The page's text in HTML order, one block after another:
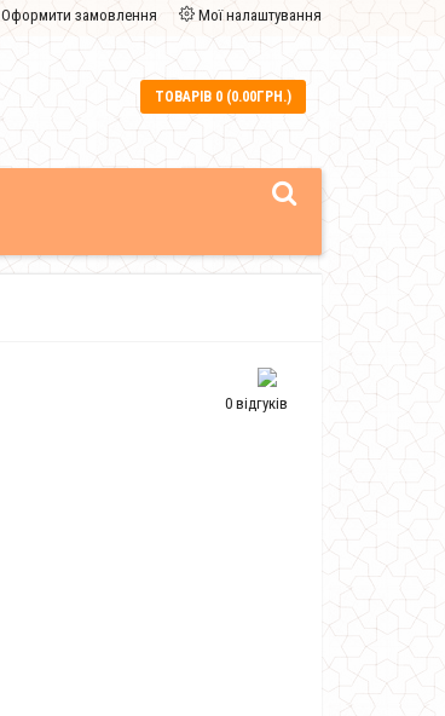
Оформити замовлення Мої налаштування
ТОВАРІВ 0 (0.00ГРН.)
0 відгуків